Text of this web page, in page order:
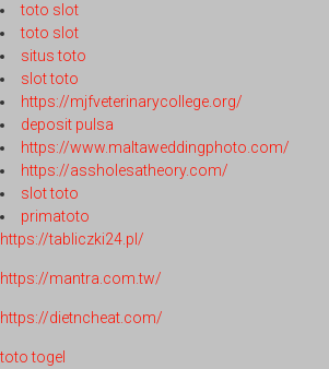
toto slot
toto slot
situs toto
slot toto
https://mjfveterinarycollege.org/
deposit pulsa
https://www.maltaweddingphoto.com/
https://assholesatheory.com/
slot toto
primatoto
https://tabliczki24.pl/
https://mantra.com.tw/
https://dietncheat.com/
toto togel